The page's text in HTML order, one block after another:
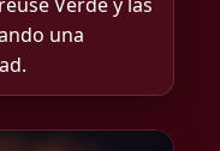
una